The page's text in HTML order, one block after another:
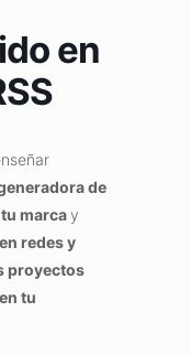
en
de
marcay
en redes y
proyectos
tu